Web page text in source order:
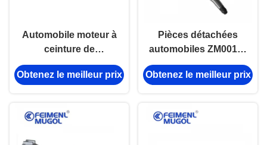
Automobile moteur à
ceinture de
générateur
1307012A1A JMC
Obtenez le meilleur prix
Pièces détachées
automobiles ZM001A-
1701301-6 contre-
arbre diesel grand
Obtenez le meilleur prix